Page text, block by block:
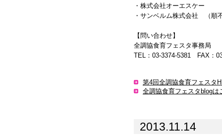
・株式会社オーエスケー
・サンベルム株式会社 （順
【問い合わせ】
全調協食育フェスタ事務局
TEL：03-3374-5381 FAX：
第4回全調協食育フェスタ
全調協食育フェスタblogは
2013.11.14